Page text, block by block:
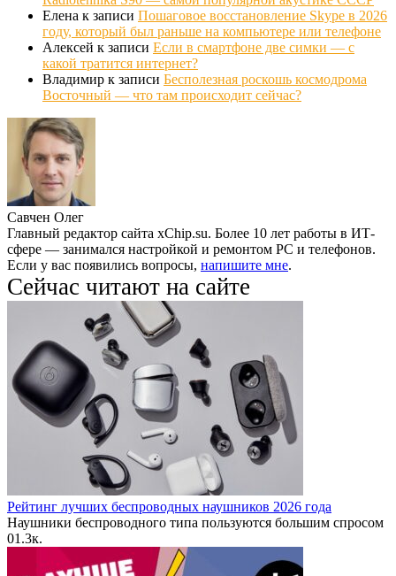
Елена к записи Пошаговое восстановление Skype в 2026
году, который был раньше на компьютере или телефоне
Алексей к записи Если в смартфоне две симки — с
какой тратится интернет?
Владимир к записи Бесполезная роскошь космодрома
Восточный — что там происходит сейчас?
Савчен Олег
Главный редактор сайта xChip.su. Более 10 лет работы в ИТ-
сфере — занимался настройкой и ремонтом PC и телефонов.
Если у вас появились вопросы, напишите мне.
Сейчас читают на сайте
Рейтинг лучших беспроводных наушников 2026 года
Наушники беспроводного типа пользуются большим спросом
01.3к.